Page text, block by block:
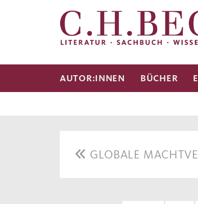
AUTOR:INNEN BÜCHER
GLOBALE